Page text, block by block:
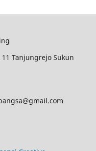
Tanjungrejo Sukun